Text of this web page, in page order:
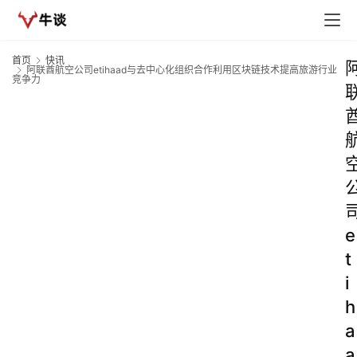
首页
快讯
阿联酋航空公司etihaad与去中心化组织合作利用区块链技术提高旅游行业
竞争力
e
t
i
h
a